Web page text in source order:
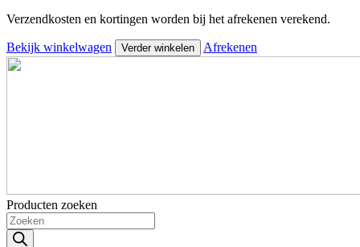
Verzendkosten en kortingen worden bij het afrekenen verekend.
Bekijk winkelwagen Verder winkelen Afrekenen
Producten zoeken